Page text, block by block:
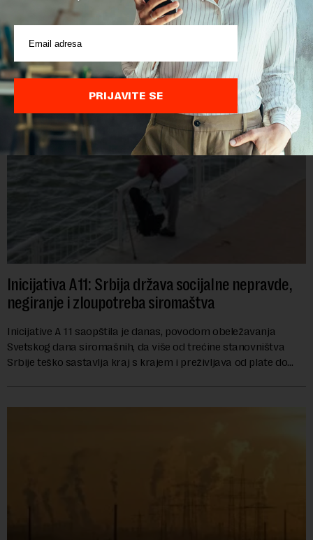
Vlada Srbije je u decembru prošle godine dozvolila da se
"Jugoslovenskom rečnom brodarstvu" otpiše više od 1,3
miliona evra duga prema državi, objavila je Pištaljka. To je
učinjeno zaključkom koji do danas n...
Inicijativa A11: Srbija država socijalne nepravde,
negiranje i zloupotreba siromaštva
Inicijative A 11 saopštila je danas, povodom obeležavanja
Svetskog dana siromašnih, da više od trećine stanovništva
Srbije teško sastavlja kraj s krajem i preživljava od plate do
PRIJAVITE SE